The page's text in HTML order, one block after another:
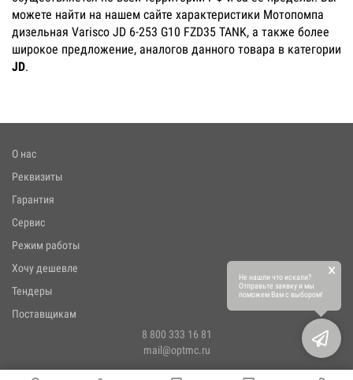
можете найти на нашем сайте характеристики Мотопомпа
дизельная Varisco JD 6-253 G10 FZD35 TANK, а также более
широкое предложение, аналогов данного товара в категории
JD.
О нас
Реквизиты
Гарантия
Сервис
Режим работы
Хочу дешевле
Тендеры
Поставщикам
8 800 333 16 81
mail@optmc.ru
Не нашли что искали?
Отправьте заявку и мы
поможем Вам с выбором!
×